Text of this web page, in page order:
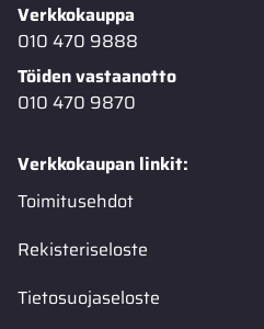
Verkkokauppa
010 470 9888
Töiden vastaanotto
010 470 9870
Verkkokaupan linkit:
Toimitusehdot
Rekisteriseloste
Tietosuojaseloste